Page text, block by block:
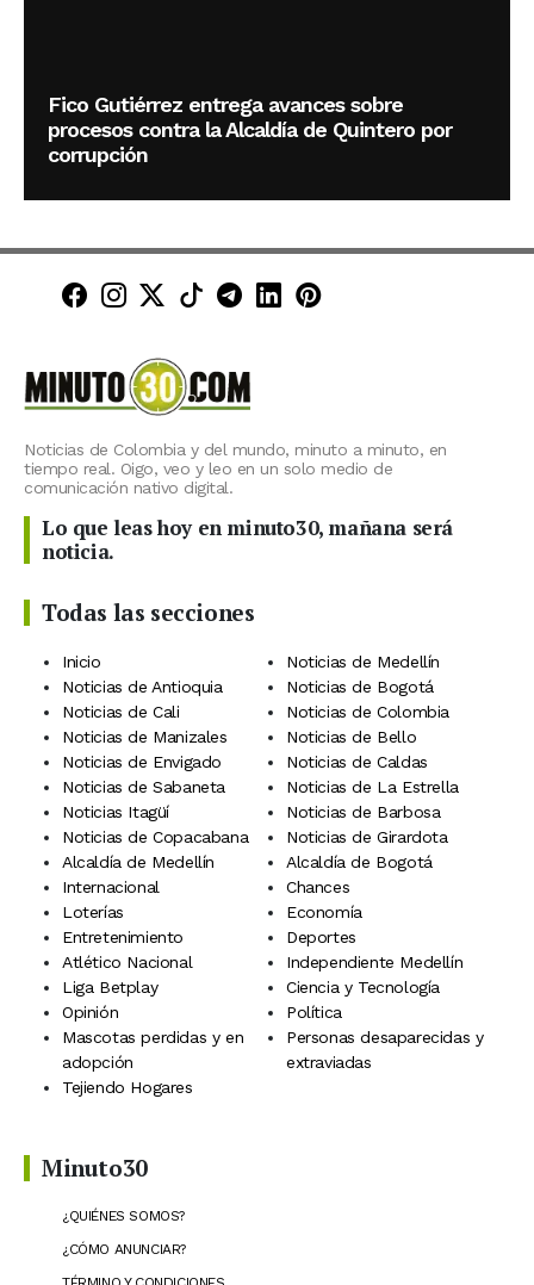
Fico Gutiérrez entrega avances sobre
procesos contra la Alcaldía de Quintero por
corrupción
Minuto30 en Facebook
Minuto30 en Instagram
Minuto30 en X (Twitter)
Minuto30 en TikTok
Canal de Minuto30 en
Minuto30 en LinkedIn
Minuto30 en
Noticias de Colombia y del mundo, minuto a minuto, en
tiempo real. Oigo, veo y leo en un solo medio de
comunicación nativo digital.
Lo que leas hoy en minuto30, mañana será
noticia.
Todas las secciones
Inicio
Noticias de Medellín
Noticias de Antioquia
Noticias de Bogotá
Noticias de Cali
Noticias de Colombia
Noticias de Manizales
Noticias de Bello
Noticias de Envigado
Noticias de Caldas
Noticias de Sabaneta
Noticias de La Estrella
Noticias Itagüí
Noticias de Barbosa
Noticias de Copacabana
Noticias de Girardota
Alcaldía de Medellín
Alcaldía de Bogotá
Internacional
Chances
Loterías
Economía
Entretenimiento
Deportes
Atlético Nacional
Independiente Medellín
Liga Betplay
Ciencia y Tecnología
Opinión
Política
Mascotas perdidas y en
adopción
Personas desaparecidas y
extraviadas
Tejiendo Hogares
Minuto30
¿QUIÉNES SOMOS?
¿CÓMO ANUNCIAR?